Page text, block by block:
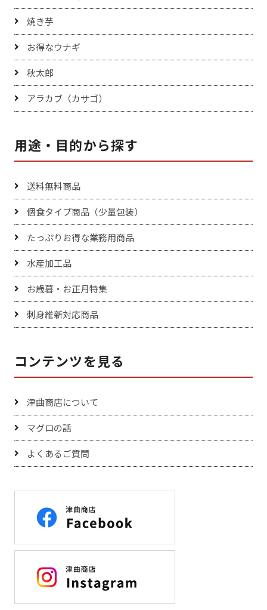
焼き芋
お得なウナギ
秋太郎
アラカブ（カサゴ）
用途・目的から探す
送料無料商品
個食タイプ商品（少量包装）
たっぷりお得な業務用商品
水産加工品
お歳暮・お正月特集
刺身維新対応商品
コンテンツを見る
津曲商店について
マグロの話
よくあるご質問